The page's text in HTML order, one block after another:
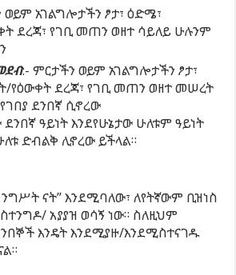
ወይም አገልግሎታችን ፆታ፣ ዕድሜ፣
ደረጃ፣ የገቢ መጠን ወዘተ ሳይለይ ሁሉንም
:- ምርታችን ወይም አገልግሎታችን ፆታ፣
የዕውቀት ደረጃ፣ የገቢ መጠን ወዘተ መሠረት
ደንበኛ ሲኖረው
ደንበኛ ዓይነት እንደየሁኔታው ሁለቱም ዓይነት
ድብልቅ ሊኖረው ይችላል።
ናት” እንደሚባለው፣ ለየትኛውም ቢዝነስ
አያያዝ ወሳኝ ነው። ስለዚህም
እንዴት እንደሚያዙ/እንደሚስተናገዱ